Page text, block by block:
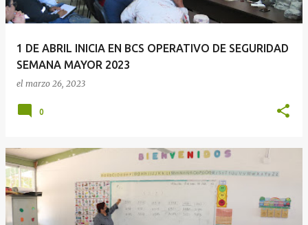
1 DE ABRIL INICIA EN BCS OPERATIVO DE SEGURIDAD
SEMANA MAYOR 2023
el marzo 26, 2023
0